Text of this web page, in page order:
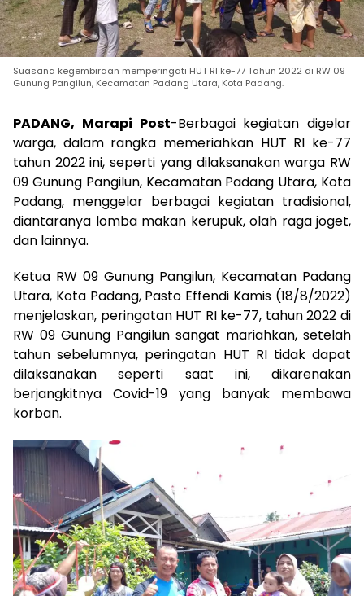
Suasana kegembiraan memperingati HUT RI ke-77 Tahun 2022 di RW 09
Gunung Pangilun, Kecamatan Padang Utara, Kota Padang.
PADANG, Marapi Post-Berbagai kegiatan digelar
warga, dalam rangka memeriahkan HUT RI ke-77
tahun 2022 ini, seperti yang dilaksanakan warga RW
09 Gunung Pangilun, Kecamatan Padang Utara, Kota
Padang, menggelar berbagai kegiatan tradisional,
diantaranya lomba makan kerupuk, olah raga joget,
dan lainnya.
Ketua RW 09 Gunung Pangilun, Kecamatan Padang
Utara, Kota Padang, Pasto Effendi Kamis (18/8/2022)
menjelaskan, peringatan HUT RI ke-77, tahun 2022 di
RW 09 Gunung Pangilun sangat mariahkan, setelah
tahun sebelumnya, peringatan HUT RI tidak dapat
dilaksanakan seperti saat ini, dikarenakan
berjangkitnya Covid-19 yang banyak membawa
korban.